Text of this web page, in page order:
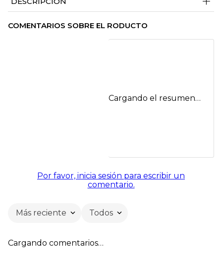
COMENTARIOS SOBRE EL RODUCTO
Cargando el resumen…
Por favor, inicia sesión para escribir un
comentario.
Más reciente Todos
Cargando comentarios…